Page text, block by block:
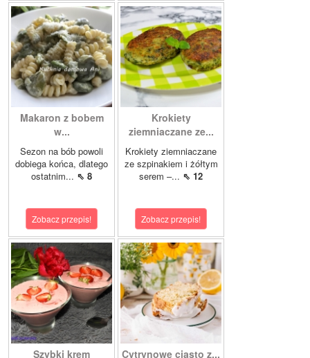
Makaron z bobem
w...
Sezon na bób powoli
dobiega końca, dlatego
ostatnim... ⇖ 8
Zobacz przepis!
Krokiety
ziemniaczane ze...
Krokiety ziemniaczane
ze szpinakiem i żółtym
serem –... ⇖ 12
Zobacz przepis!
Szybki krem Cytrynowe ciasto z...